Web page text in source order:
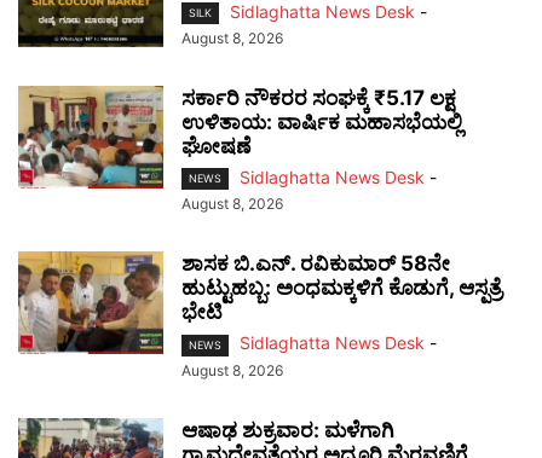
SILK Sidlaghatta News Desk -
August 8, 2026
ಸರ್ಕಾರಿ ನೌಕರರ ಸಂಘಕ್ಕೆ ₹5.17 ಲಕ್ಷ
ಉಳಿತಾಯ: ವಾರ್ಷಿಕ ಮಹಾಸಭೆಯಲ್ಲಿ
ಘೋಷಣೆ
NEWS Sidlaghatta News Desk -
August 8, 2026
ಶಾಸಕ ಬಿ.ಎನ್. ರವಿಕುಮಾರ್ 58ನೇ
ಹುಟ್ಟುಹಬ್ಬ: ಅಂಧಮಕ್ಕಳಿಗೆ ಕೊಡುಗೆ, ಆಸ್ಪತ್ರೆ
ಭೇಟಿ
NEWS Sidlaghatta News Desk -
August 8, 2026
ಆಷಾಢ ಶುಕ್ರವಾರ: ಮಳೆಗಾಗಿ